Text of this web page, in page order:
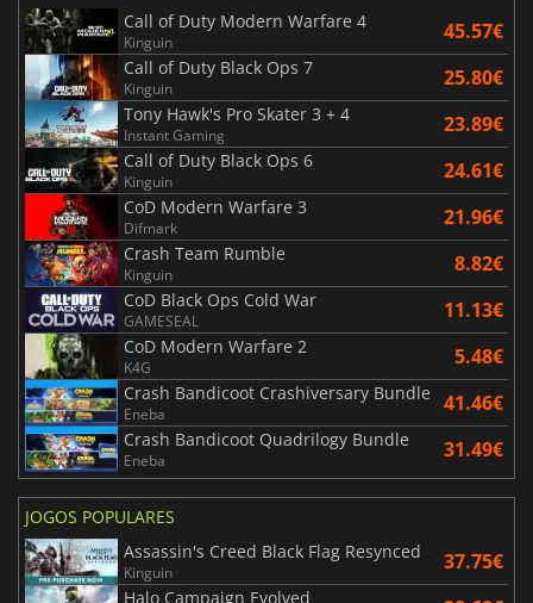
Call of Duty Modern Warfare 4
Kinguin 45.57€
Call of Duty Black Ops 7
Kinguin 25.80€
Tony Hawk's Pro Skater 3 + 4
Instant Gaming 23.89€
Call of Duty Black Ops 6
Kinguin 24.61€
CoD Modern Warfare 3
Difmark 21.96€
Crash Team Rumble
Kinguin 8.82€
CoD Black Ops Cold War
GAMESEAL 11.13€
CoD Modern Warfare 2
K4G 5.48€
Crash Bandicoot Crashiversary Bundle
Eneba 41.46€
Crash Bandicoot Quadrilogy Bundle
Eneba 31.49€
JOGOS POPULARES
Assassin's Creed Black Flag Resynced
Kinguin 37.75€
Halo Campaign Evolved